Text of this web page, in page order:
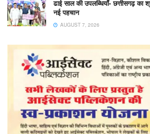
ढाई साल की उपलब्धियाँ- छत्तीसगढ़ का
नई पहचान
AUGUST 7, 2026